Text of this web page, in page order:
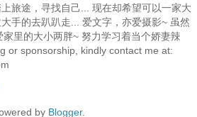
旅途，寻找自己... 现在却希望可以一家大
手的去趴趴走... 爱文字，亦爱摄影~ 虽然
里的大小两胖~ 努力学习着当个娇妻辣
or sponsorship, kindly contact me at:
by Blogger.